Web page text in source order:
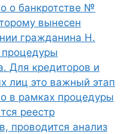
о банкротстве №
вынесен
гражданина Н.
Для кредиторов и
лиц это важный этап
в рамках процедуры
реестр
проводится анализ